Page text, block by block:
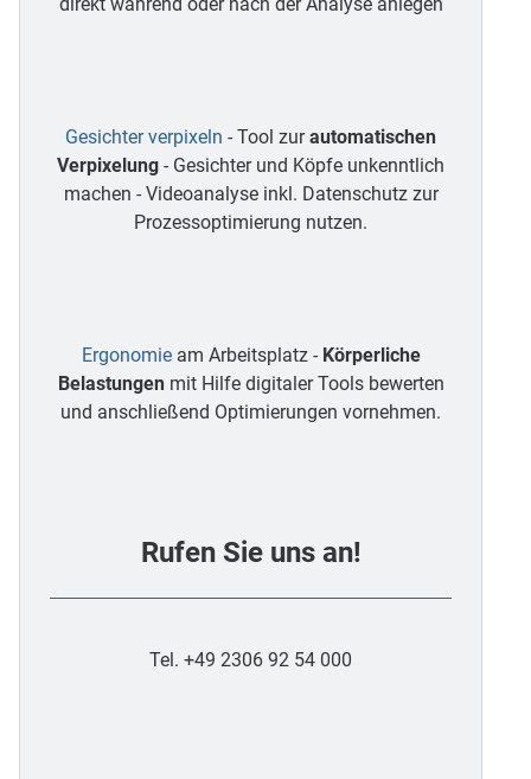
direkt während oder nach der Analyse anlegen
Gesichter verpixeln - Tool zurautomatischen
Verpixelung - Gesichter und Köpfe unkenntlich
machen - Videoanalyse inkl. Datenschutz zur
Prozessoptimierung nutzen.
Ergonomieam Arbeitsplatz - Körperliche
Belastungenmit Hilfe digitaler Tools bewerten
und anschließend Optimierungen vornehmen.
Rufen Sie uns an!
Tel. +49 2306 92 54 000